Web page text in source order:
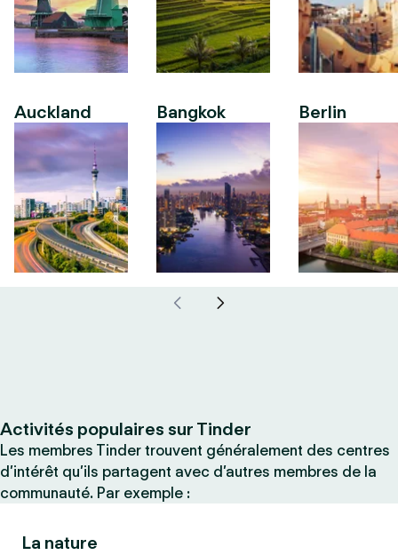
Auckland Bangkok Berlin
Activités populaires sur Tinder
Les membres Tinder trouvent généralement des centres
d’intérêt qu’ils partagent avec d’autres membres de la
communauté. Par exemple :
La nature